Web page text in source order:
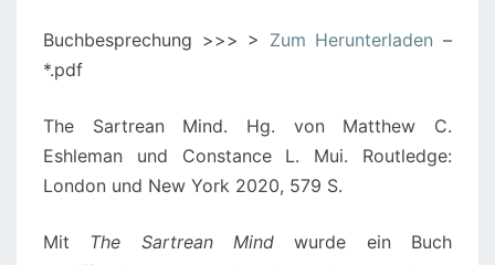
THE
LONDON
UND
NEW
2020
Buchbesprechung >>> > Zum Herunterladen –
*.pdf
The Sartrean Mind. Hg. von Matthew C.
Eshleman und Constance L. Mui. Routledge:
London und New York 2020, 579 S.
Mit The Sartrean Mind wurde ein Buch